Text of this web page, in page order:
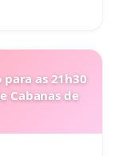
as 21h30
Cabanas de